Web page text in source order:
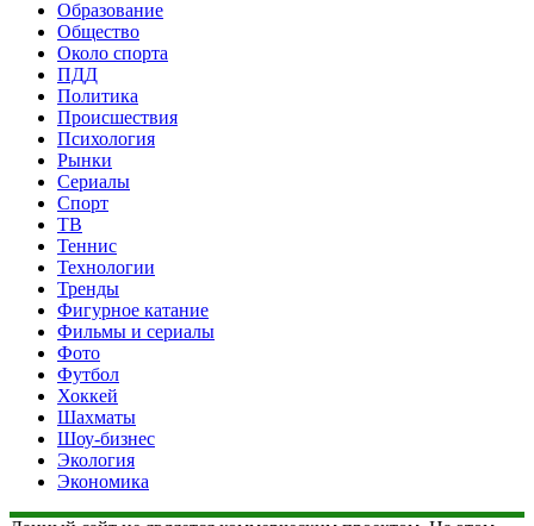
Образование
Общество
Около спорта
ПДД
Политика
Происшествия
Психология
Рынки
Сериалы
Спорт
ТВ
Теннис
Технологии
Тренды
Фигурное катание
Фильмы и сериалы
Фото
Футбол
Хоккей
Шахматы
Шоу-бизнес
Экология
Экономика